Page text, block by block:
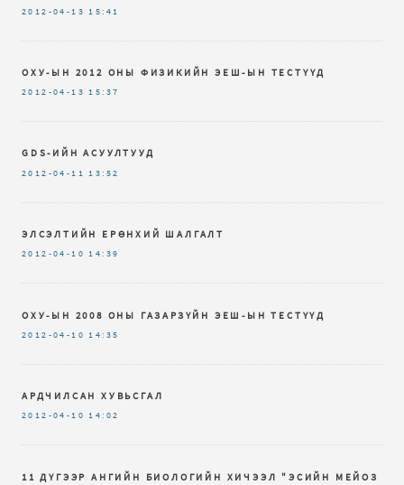
2012-04-13 15:41
ОХУ-ЫН 2012 ОНЫ ФИЗИКИЙН ЭЕШ-ЫН ТЕСТҮҮД
2012-04-13 15:37
GDS-ИЙН АСУУЛТУУД
2012-04-11 13:52
ЭЛСЭЛТИЙН ЕРӨНХИЙ ШАЛГАЛТ
2012-04-10 14:39
ОХУ-ЫН 2008 ОНЫ ГАЗАРЗҮЙН ЭЕШ-ЫН ТЕСТҮҮД
2012-04-10 14:35
АРДЧИЛСАН ХУВЬСГАЛ
2012-04-10 14:02
11 ДҮГЭЭР АНГИЙН БИОЛОГИЙН ХИЧЭЭЛ "ЭСИЙН МЕЙОЗ